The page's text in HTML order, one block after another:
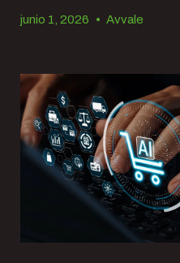
junio 1, 2026 • Avvale